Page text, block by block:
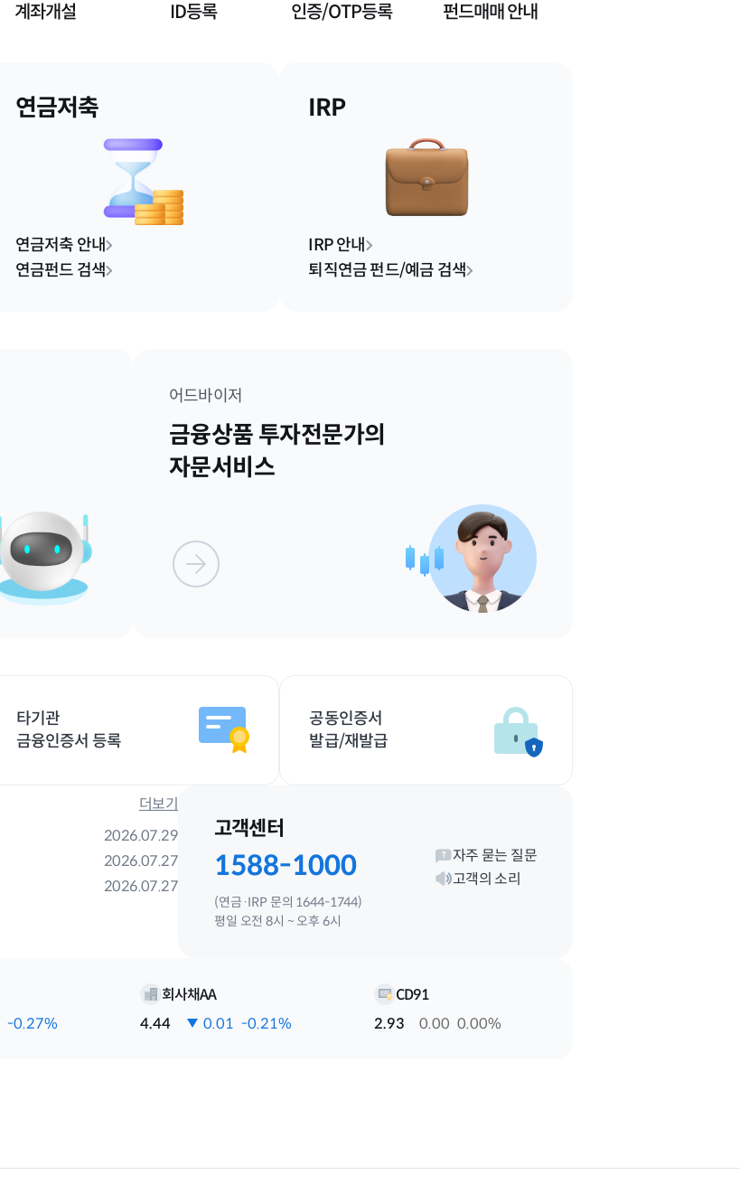
계좌개설 ID등록 인증/OTP등록 펀드매매 안내
연금저축
연금저축 안내
연금펀드 검색
IRP
IRP 안내
퇴직연금 펀드/예금 검색
어드바이저
금융상품 투자전문가의
자문서비스
타기관
금융인증서 등록
공동인증서
발급/재발급
더보기
2026.07.29
2026.07.27
2026.07.27
고객센터
1588-1000
(연금·IRP 문의 1644-1744)
평일 오전 8시 ~ 오후 6시
자주 묻는 질문
고객의 소리
KOSDAQ
2.86 -0.36% 8.19 -0.83%
-0.27%
회사채AA
4.44
0.01 -0.21%
CD91
2.93
0.00 0.00%